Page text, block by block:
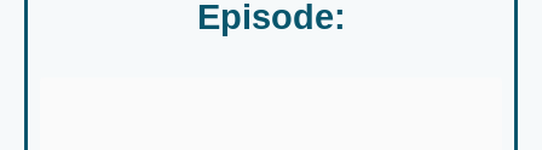
Episode: